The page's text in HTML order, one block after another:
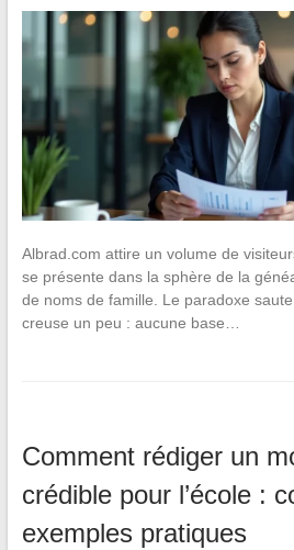
Albrad.com attire un volume de
se présente dans la sphère de la
de noms de famille. Le paradoxe
creuse un peu : aucune base…
Comment rédiger un
crédible pour l’école :
exemples pratiques